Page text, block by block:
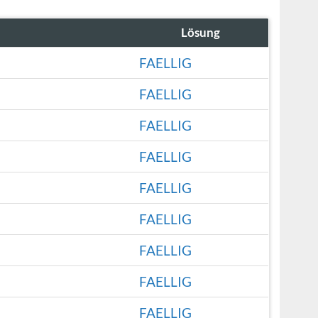
Lösung
FAELLIG
FAELLIG
FAELLIG
FAELLIG
FAELLIG
FAELLIG
FAELLIG
FAELLIG
FAELLIG